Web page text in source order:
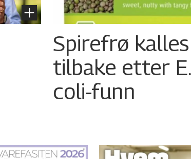
Spirefrø kalles
tilbake etter E.
coli-funn